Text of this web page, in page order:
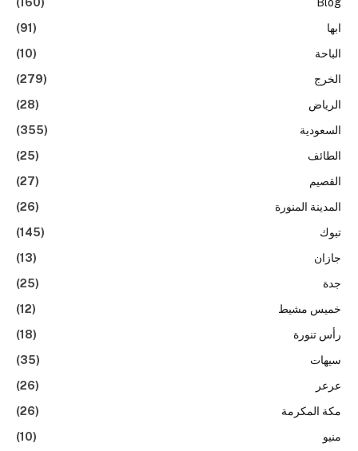
Blog
(160)
ابها
(91)
الباحة
(10)
الخرج
(279)
الرياض
(28)
السعودية
(355)
الطائف
(25)
القصيم
(27)
المدينة المنورة
(26)
تبوك
(145)
جازان
(13)
جدة
(25)
خميس مشيط
(12)
رأس تنورة
(18)
سيهات
(35)
عرعر
(26)
مكة المكرمة
(26)
منيو
(10)